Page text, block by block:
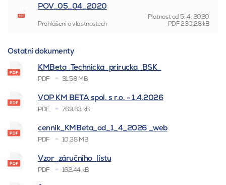
POV_05_04_2020
Platnost od 5. 4. 2020
Prohlášení o vlastnostech
PDF230.28 kB
Ostatní dokumenty
KMBeta_Technicka_prirucka_BSK_
PDF 31.58 MB
VOP KM BETA spol. s r.o. - 1.4.2026
PDF 769.63 kB
cenník_KMBeta_od_1_4_2026 _web
PDF 10.38 MB
Vzor_záručního_listu
PDF 162.44 kB